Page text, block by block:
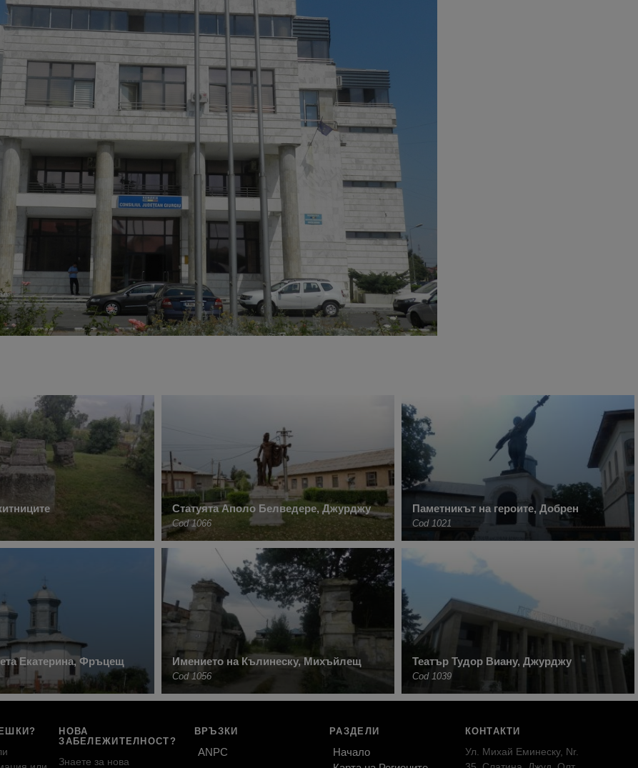
Статуята Аполо Белведере, Джурджу
Cod 1066
Паметникът на героите, Добрен
Cod 1021
Екатерина, Фръцещ Имението на Кълинеску, Михъйлещ
Cod 1056
Театър Тудор Виану, Джурджу
Cod 1039
НОВА
ЗАБЕЛЕЖИТЕЛНОСТ?
Знаете за нова
ВРЪЗКИ
ANPC
РАЗДЕЛИ
Начало
КОНТАКТИ
Ул. Михай Еминеску, Nr.